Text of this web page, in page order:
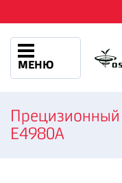
МЕНЮ
Прецизионный
E4980A